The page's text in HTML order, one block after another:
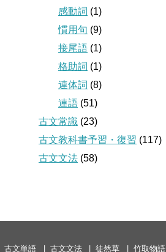
感動詞 (1)
慣用句 (9)
接尾語 (1)
格助詞 (1)
連体詞 (8)
連語 (51)
古文常識 (23)
古文教科書予習・復習 (117)
古文文法 (58)
古文単語 古文文法 徒然草 竹取物語